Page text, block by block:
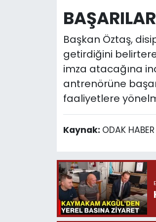
Başkan Öztaş,
getirdiğini
imza atacağına
antrenörüne
faaliyetlere
Kaynak: ODAK HABER